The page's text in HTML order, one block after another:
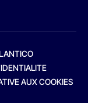
AUX COOKIES